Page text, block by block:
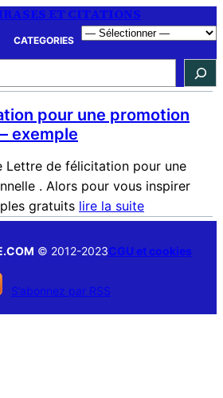
ET CITATIONS
CATEGORIES
pour une promotion
exemple
Lettre de félicitation pour une
. Alors pour vous inspirer
gratuits lire la suite
© 2012-2023CGU et cookies
S’abonnez par RSS